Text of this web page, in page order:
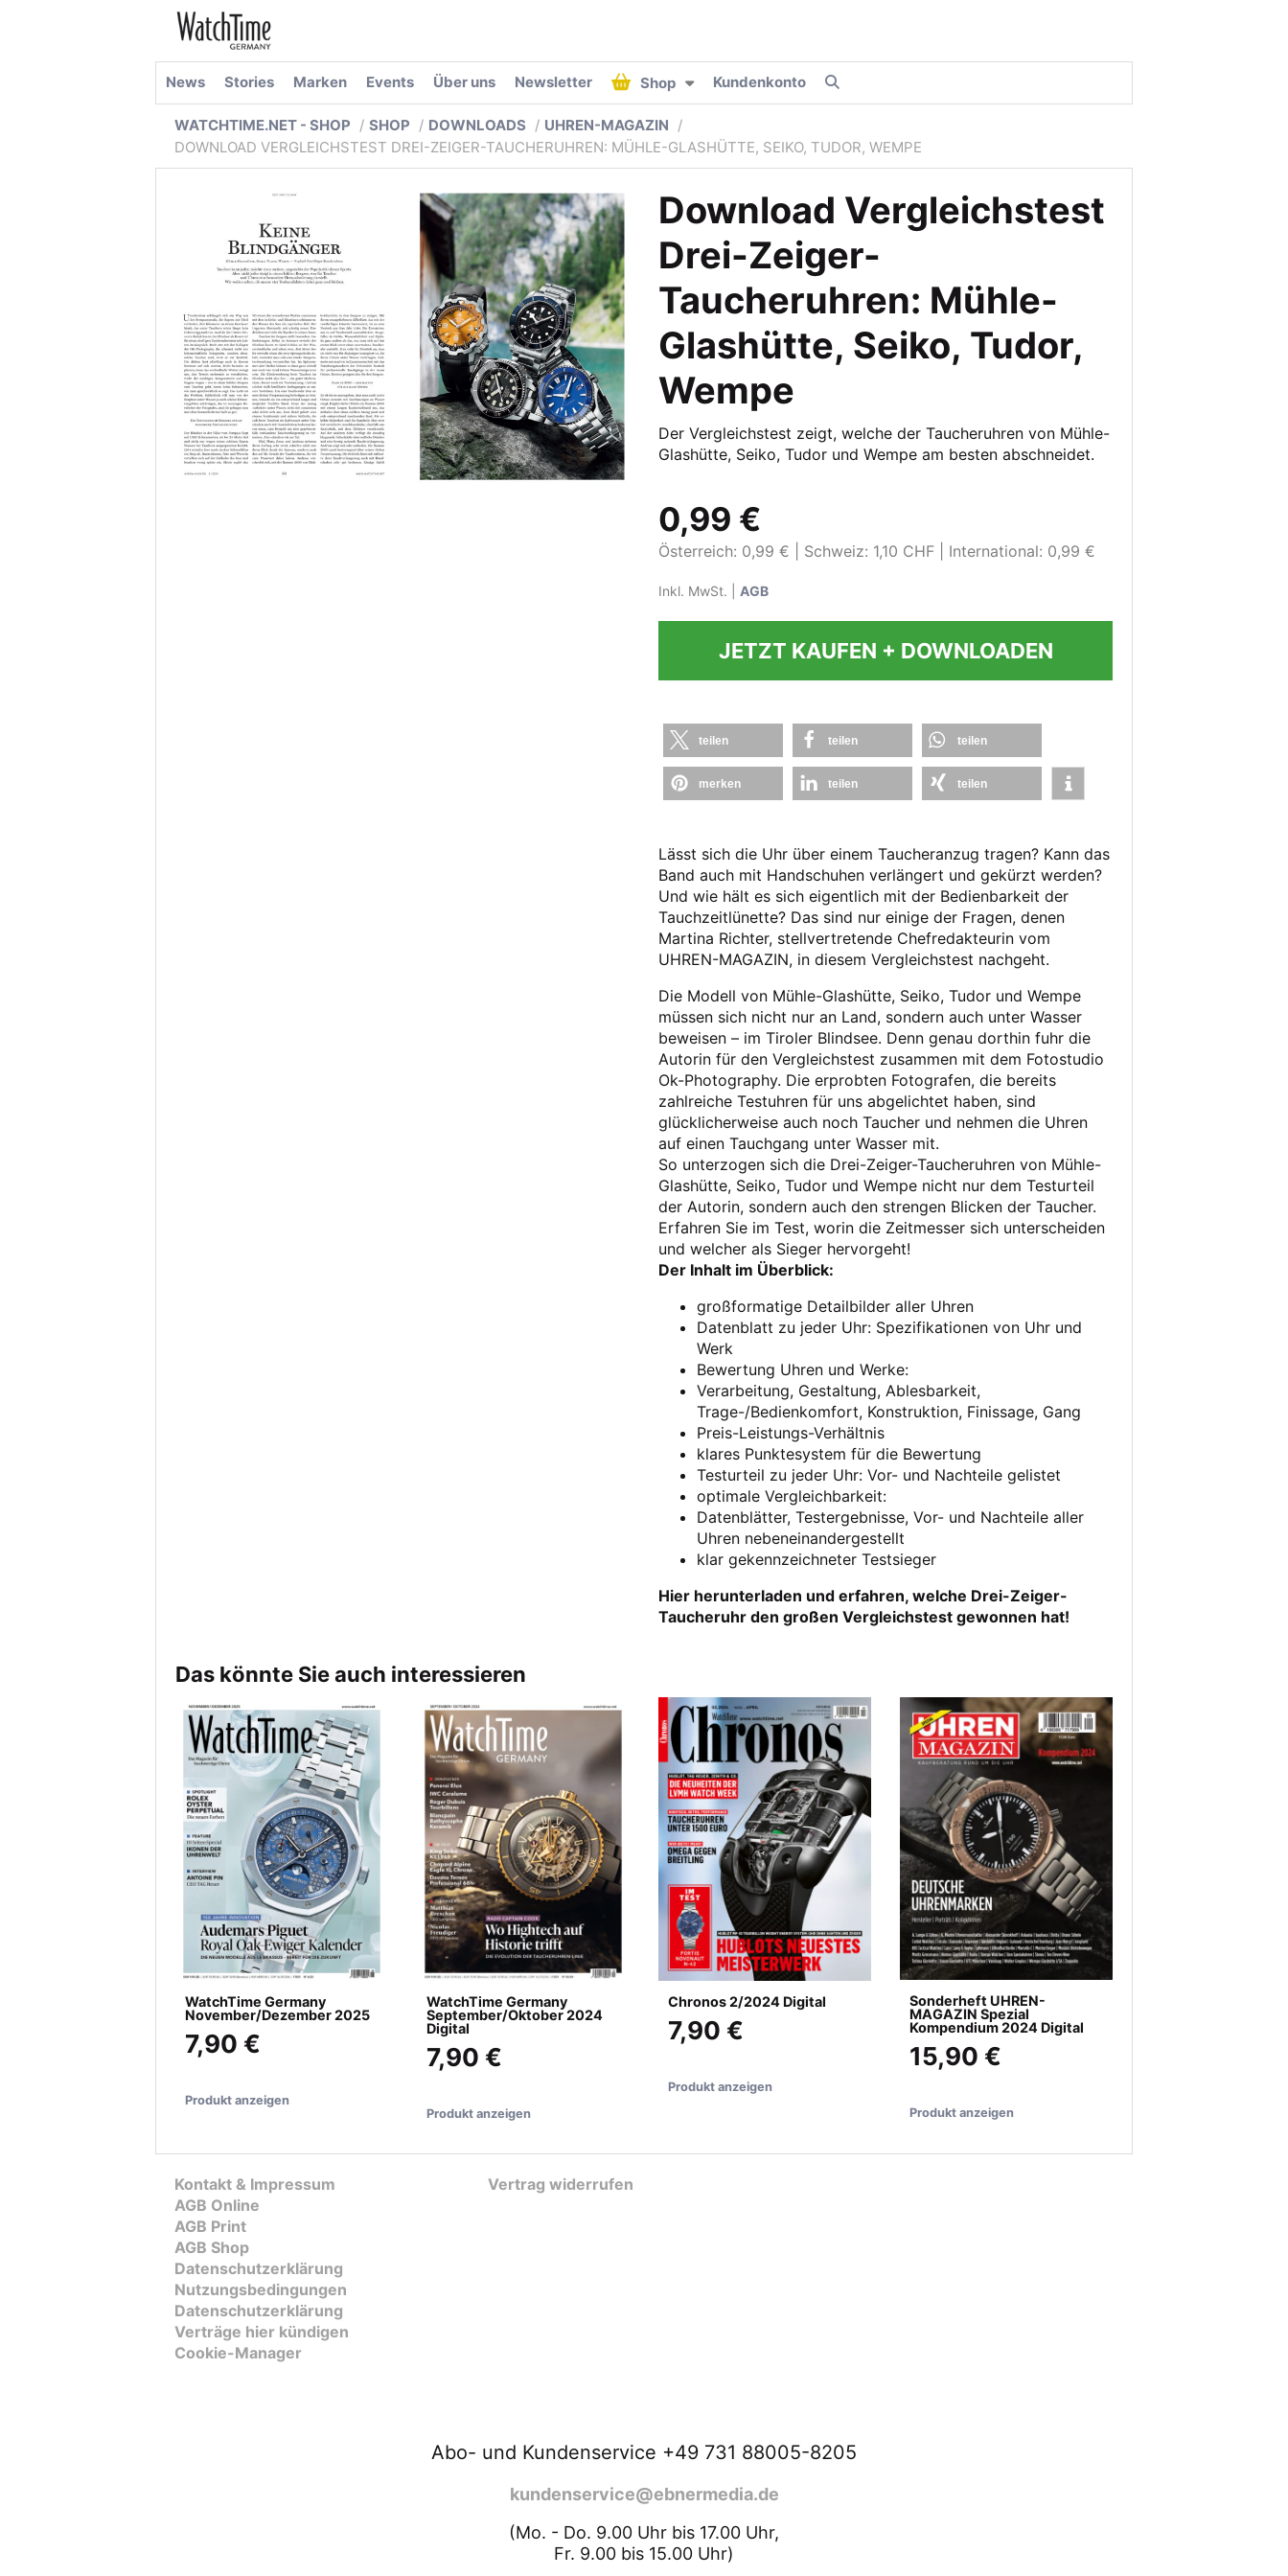
News Stories Marken Events Über uns Newsletter Shop Kundenkonto
WATCHTIME.NET - SHOP SHOP DOWNLOADS
UHREN-MAGAZIN
DOWNLOAD VERGLEICHSTEST DREI-ZEIGER-TAUCHERUHREN: MÜHLE-GLASHÜTTE, SEIKO, TUDOR, WEMPE
Download Vergleichstest
Drei-Zeiger-
Taucheruhren: Mühle-
Glashütte, Seiko, Tudor,
Wempe
Der Vergleichstest zeigt, welche der Taucheruhren von Mühle-
Glashütte, Seiko, Tudor und Wempe am besten abschneidet.
0,99 €
Österreich: 0,99 € Schweiz: 1,10 CHF International: 0,99 €
Inkl. MwSt. | AGB
JETZT KAUFEN + DOWNLOADEN
teilen teilen teilen
merken teilen teilen
Lässt sich die Uhr über einem Taucheranzug tragen? Kann das
Band auch mit Handschuhen verlängert und gekürzt werden?
Und wie hält es sich eigentlich mit der Bedienbarkeit der
Tauchzeitlünette? Das sind nur einige der Fragen, denen
Martina Richter, stellvertretende Chefredakteurin vom
UHREN-MAGAZIN, in diesem Vergleichstest nachgeht.
Die Modell von Mühle-Glashütte, Seiko, Tudor und Wempe
müssen sich nicht nur an Land, sondern auch unter Wasser
beweisen – im Tiroler Blindsee. Denn genau dorthin fuhr die
Autorin für den Vergleichstest zusammen mit dem Fotostudio
Ok-Photography. Die erprobten Fotografen, die bereits
zahlreiche Testuhren für uns abgelichtet haben, sind
glücklicherweise auch noch Taucher und nehmen die Uhren
auf einen Tauchgang unter Wasser mit.
So unterzogen sich die Drei-Zeiger-Taucheruhren von Mühle-
Glashütte, Seiko, Tudor und Wempe nicht nur dem Testurteil
der Autorin, sondern auch den strengen Blicken der Taucher.
Erfahren Sie im Test, worin die Zeitmesser sich unterscheiden
und welcher als Sieger hervorgeht!
Der Inhalt im Überblick:
großformatige Detailbilder aller Uhren
Datenblatt zu jeder Uhr: Spezifikationen von Uhr und
Werk
Bewertung Uhren und Werke:
Verarbeitung, Gestaltung, Ablesbarkeit,
Trage-/Bedienkomfort, Konstruktion, Finissage, Gang
Preis-Leistungs-Verhältnis
klares Punktesystem für die Bewertung
Testurteil zu jeder Uhr: Vor- und Nachteile gelistet
optimale Vergleichbarkeit:
Datenblätter, Testergebnisse, Vor- und Nachteile aller
Uhren nebeneinandergestellt
klar gekennzeichneter Testsieger
Hier herunterladen und erfahren, welche Drei-Zeiger-
Taucheruhr den großen Vergleichstest gewonnen hat!
Das könnte Sie auch interessieren
WatchTime Germany
November/Dezember 2025
7,90 €
Produkt anzeigen
WatchTime Germany
September/Oktober 2024
Digital
7,90 €
Produkt anzeigen
Chronos 2/2024 Digital
7,90 €
Produkt anzeigen
Sonderheft UHREN-
MAGAZIN Spezial
Kompendium 2024 Digital
15,90 €
Produkt anzeigen
Kontakt & Impressum
AGB Online
AGB Print
AGB Shop
Datenschutzerklärung
Nutzungsbedingungen
Datenschutzerklärung
Verträge hier kündigen
Cookie-Manager
Vertrag widerrufen
Abo- und Kundenservice +49 731 88005-8205
kundenservice@ebnermedia.de
(Mo. - Do. 9.00 Uhr bis 17.00 Uhr,
Fr. 9.00 bis 15.00 Uhr)